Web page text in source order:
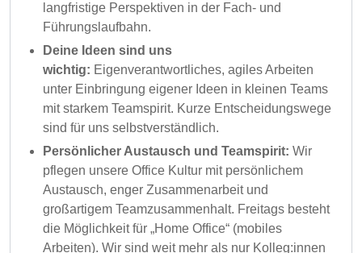
langfristige Perspektiven in der Fach- und
Führungslaufbahn.
Deine Ideen sind uns
wichtig: Eigenverantwortliches, agiles Arbeiten
unter Einbringung eigener Ideen in kleinen Teams
mit starkem Teamspirit. Kurze Entscheidungswege
sind für uns selbstverständlich.
Persönlicher Austausch und Teamspirit: Wir
pflegen unsere Office Kultur mit persönlichem
Austausch, enger Zusammenarbeit und
großartigem Teamzusammenhalt. Freitags besteht
die Möglichkeit für „Home Office“ (mobiles
Arbeiten). Wir sind weit mehr als nur Kolleg:innen